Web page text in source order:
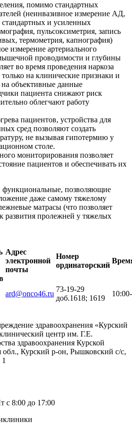
помимо стандартных
(неинвазивное измерение АД,
и усиленных
пульсоксиметрия, запись
термометрия, капнография)
измерение артериального
проводимости и глубины
во время проведения наркоза
только на клинические признаки и
объективные данные
пациента снижают риск
облегчают работу
пациентов, устройства для
сред позволяют создать
не вызывая гипотермию у
столе.
мониторирования позволяет
пациентов и обеспечивать их
функциональные, позволяющие
даже самому тяжелому
матрасы (что позволяет
развития пролежней у тяжелых
Адрес
электронной
почты
Номер
ординаторский
ard@onco46.ru
73-19-29
доб.1618; 1619
здравоохранения «Курский
центр им. Г.Е.
здравоохранения Курской
обл., Курский р-он, Рышковский с/с,
с 8:00 до 17:00